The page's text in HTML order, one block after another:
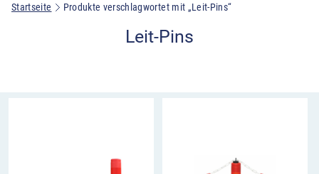
Startseite Produkte verschlagwortet mit „Leit-Pins“
Leit-Pins